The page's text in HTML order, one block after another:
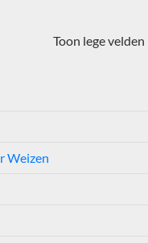
Toon lege velden
Weizen